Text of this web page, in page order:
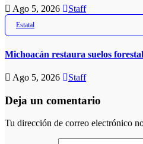
Ago 5, 2026 Staff
Estatal
Michoacán restaura suelos
Ago 5, 2026 Staff
Deja un comentario
Tu dirección de correo electrónico